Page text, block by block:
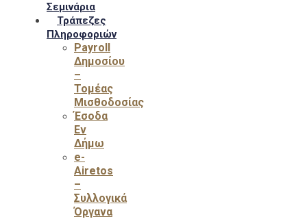
Σεμινάρια
Τράπεζες
Πληροφοριών
Payroll
Δημοσίου
–
Τομέας
Μισθοδοσίας
Έσοδα
Εν
Δήμω
e-
Airetos
–
Συλλογικά
Όργανα